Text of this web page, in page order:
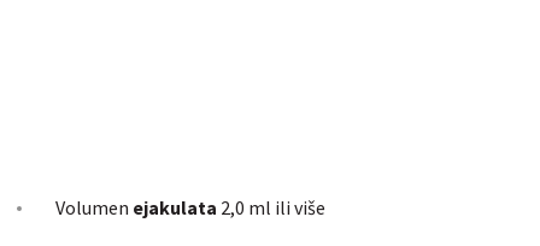
Volumen ejakulata 2,0 ml ili više